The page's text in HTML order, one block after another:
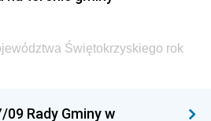
Świętokrzyskiego rok
09 Rady Gminy w